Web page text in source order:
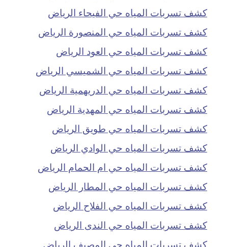
كشف تسربات المياه حي الفيحاء الرياض
كشف تسربات المياه حي المنصورة الرياض
كشف تسربات المياه حي العود الرياض
كشف تسربات المياه حي الشميسي الرياض
كشف تسربات المياه حي الدريهمية الرياض
كشف تسربات المياه حي المهدية الرياض
كشف تسربات المياه حي طويق الرياض
كشف تسربات المياه حي الوادي الرياض
كشف تسربات المياه حي ام الحمام الرياض
كشف تسربات المياه حي المطار الرياض
كشف تسربات المياه حي الفلاح الرياض
كشف تسربات المياه حي الندى الرياض
كشف تسربات المياه حي المصيف الرياض